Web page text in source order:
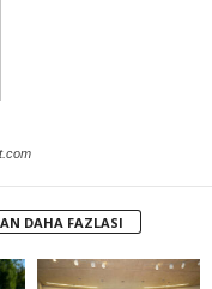
DAHA FAZLASI